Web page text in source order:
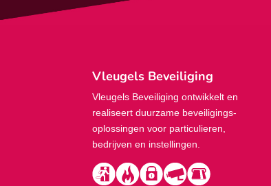
Vleugels Beveiliging
Vleugels Beveiliging ontwikkelt en
realiseert duurzame beveiligings­
oplossingen voor particulieren,
bedrijven en instellingen.